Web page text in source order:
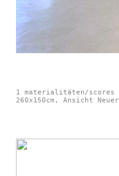
1 materialitäten/
260x150cm, Ansicht